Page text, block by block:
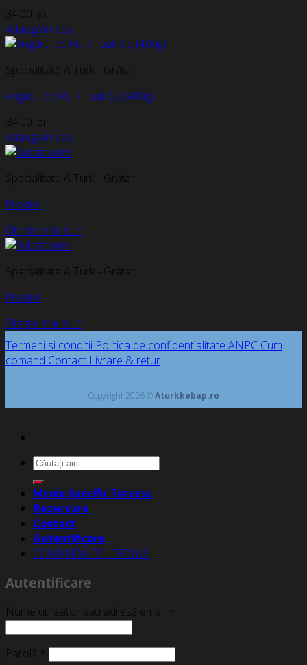
34,00 lei
Adaugă în coș
Specialitate A Turk - Grătar
Frigărui de Pui / Tauk Șiș (400g)
34,00 lei
Adaugă în coș
Specialitate A Turk - Grătar
Produs
Citește mai mult
Specialitate A Turk - Grătar
Produs
Citește mai mult
Termeni si conditii Politica de confidentialitate ANPC Cum
comand Contact Livrare & retur
Copyright 2026 ©Aturkkebap.ro
Caută
după:
Meniu Specific Turcesc
Rezervare
Contact
Autentificare
COMANDĂ TELEFONIC
Autentificare
Nume utilizator sau adresă email *
Parolă *